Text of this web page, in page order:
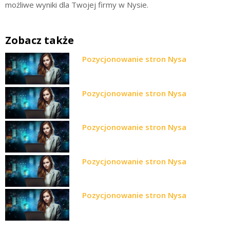
możliwe wyniki dla Twojej firmy w Nysie.
Zobacz także
Pozycjonowanie stron Nysa
Pozycjonowanie stron Nysa
Pozycjonowanie stron Nysa
Pozycjonowanie stron Nysa
Pozycjonowanie stron Nysa